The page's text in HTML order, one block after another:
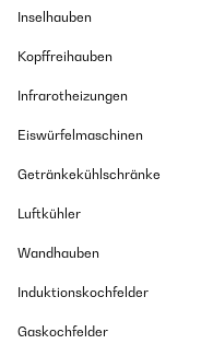
Inselhauben
Kopffreihauben
Infrarotheizungen
Eiswürfelmaschinen
Getränkekühlschränke
Luftkühler
Wandhauben
Induktionskochfelder
Gaskochfelder